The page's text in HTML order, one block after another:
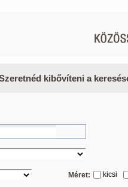
kibővíteni a
Méret: kicsi